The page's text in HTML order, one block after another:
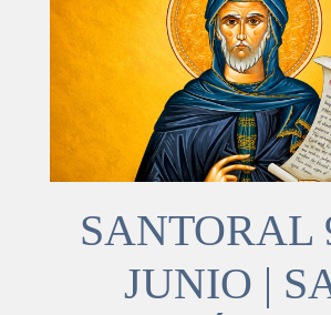
SANTORAL
JUNIO |